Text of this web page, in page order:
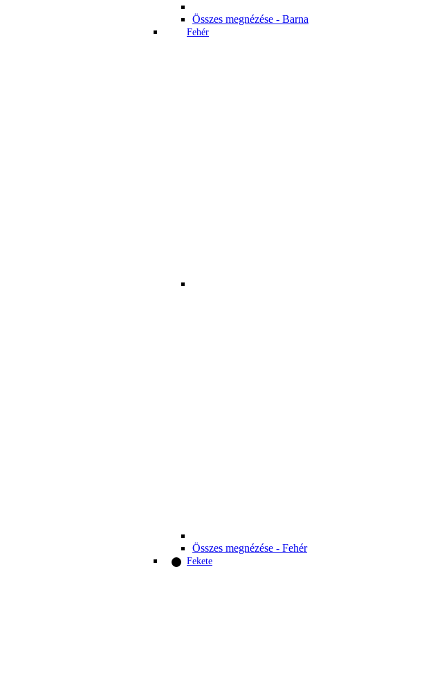
Összes megnézése - Barna
Fehér
Összes megnézése - Fehér
Fekete